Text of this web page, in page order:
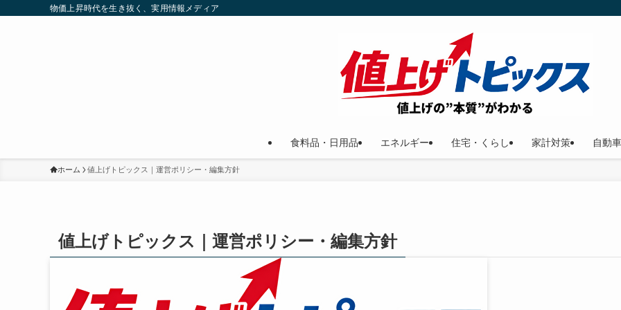
物価上昇時代を生き抜く、実用情報メディア
食料品・日用品 エネルギー 住宅・くらし 家計対策 自動
ホーム 値上げトピックス｜運営ポリシー・編集方針
値上げトピックス｜運営ポリシー・編集方針